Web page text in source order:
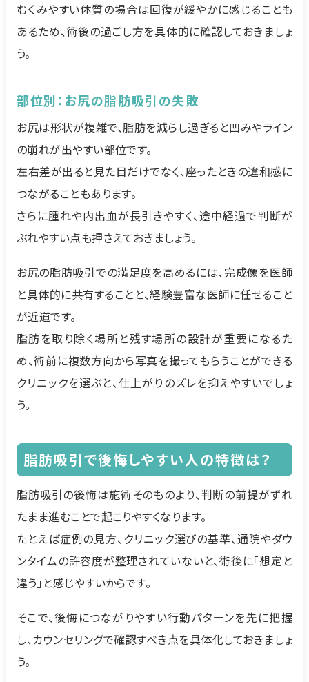
むくみやすい体質の場合は回復が緩やかに感じることも
あるため、術後の過ごし方を具体的に確認しておきましょ
う。
部位別：お尻の脂肪吸引の失敗
お尻は形状が複雑で、脂肪を減らし過ぎると凹みやライン
の崩れが出やすい部位です。
左右差が出ると見た目だけでなく、座ったときの違和感に
つながることもあります。
さらに腫れや内出血が長引きやすく、途中経過で判断が
ぶれやすい点も押さえておきましょう。
お尻の脂肪吸引での満足度を高めるには、完成像を医師
と具体的に共有することと、経験豊富な医師に任せること
が近道です。
脂肪を取り除く場所と残す場所の設計が重要になるた
め、術前に複数方向から写真を撮ってもらうことができる
クリニックを選ぶと、仕上がりのズレを抑えやすいでしょ
う。
脂肪吸引で後悔しやすい人の特徴は？
脂肪吸引の後悔は施術そのものより、判断の前提がずれ
たまま進むことで起こりやすくなります。
たとえば症例の見方、クリニック選びの基準、通院やダウ
ンタイムの許容度が整理されていないと、術後に「想定と
違う」と感じやすいからです。
そこで、後悔につながりやすい行動パターンを先に把握
し、カウンセリングで確認すべき点を具体化しておきましょ
う。